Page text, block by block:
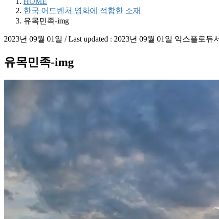
한국 어드벤처 영화에 적합한 소재
유목민족-img
2023년 09월 01일 / Last updated : 2023년 09월 01일 익스플로듀
유목민족-img